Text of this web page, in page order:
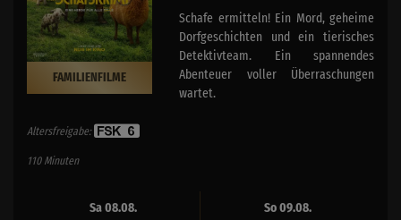
FAMILIENFILME
Schafe ermitteln! Ein Mord, geheime
Dorfgeschichten und ein tierisches
Detektivteam. Ein spannendes
Abenteuer voller Überraschungen
wartet.
Altersfreigabe:
110 Minuten
Sa 08.08. So 09.08.